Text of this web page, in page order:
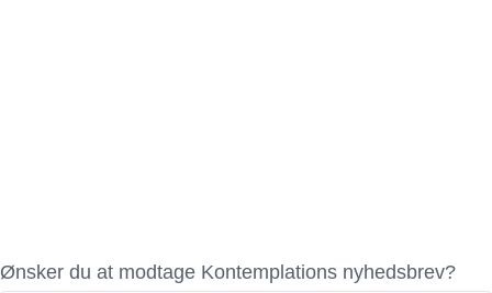
Ønsker du at modtage Kontemplations nyhedsbrev?